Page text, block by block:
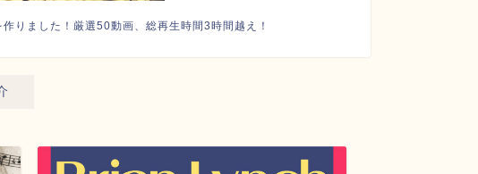
りました！厳選50動画、総再生時間3時間越え！